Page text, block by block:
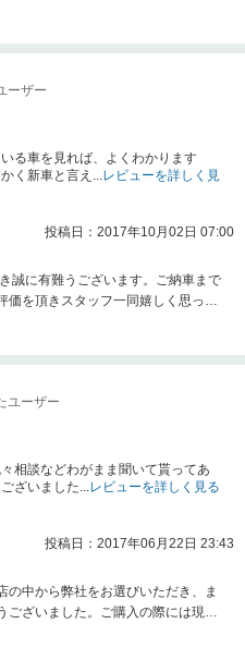
ましたらお気軽にご相談くださいま
ーザー
る車を見れば、よくわかります
く新車と言え...レビューを詳しく見
投稿日：2017年10月02日 07:00
誠に有難うございます。ご納車まで
価を頂きスタッフ一同嬉しく思って
座いましたらいつでもお声をかけて
ユーザー
相談などわがまま聞いて貰ってあ
ざいました...レビューを詳しく見る
投稿日：2017年06月22日 23:43
中から弊社をお選びいただき、ま
ございました。ご購入の際には現車